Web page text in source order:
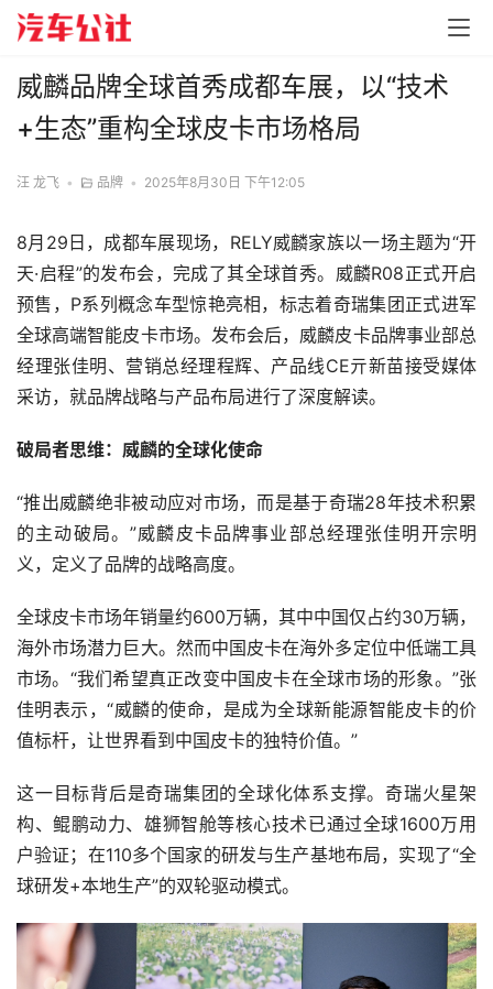
威麟品牌全球首秀成都车展，以“技术
+生态”重构全球皮卡市场格局
汪 龙飞 • 品牌 • 2025年8月30日 下午12:05
8月29日，成都车展现场，RELY威麟家族以一场主题为“开
天·启程”的发布会，完成了其全球首秀。威麟R08正式开启
预售，P系列概念车型惊艳亮相，标志着奇瑞集团正式进军
全球高端智能皮卡市场。发布会后，威麟皮卡品牌事业部总
经理张佳明、营销总经理程辉、产品线CE亓新苗接受媒体
采访，就品牌战略与产品布局进行了深度解读。
破局者思维：威麟的全球化使命
“推出威麟绝非被动应对市场，而是基于奇瑞28年技术积累
的主动破局。”威麟皮卡品牌事业部总经理张佳明开宗明
义，定义了品牌的战略高度。
全球皮卡市场年销量约600万辆，其中中国仅占约30万辆，
海外市场潜力巨大。然而中国皮卡在海外多定位中低端工具
市场。“我们希望真正改变中国皮卡在全球市场的形象。”张
佳明表示，“威麟的使命，是成为全球新能源智能皮卡的价
值标杆，让世界看到中国皮卡的独特价值。”
这一目标背后是奇瑞集团的全球化体系支撑。奇瑞火星架
构、鲲鹏动力、雄狮智舱等核心技术已通过全球1600万用
户验证；在110多个国家的研发与生产基地布局，实现了“全
球研发+本地生产”的双轮驱动模式。